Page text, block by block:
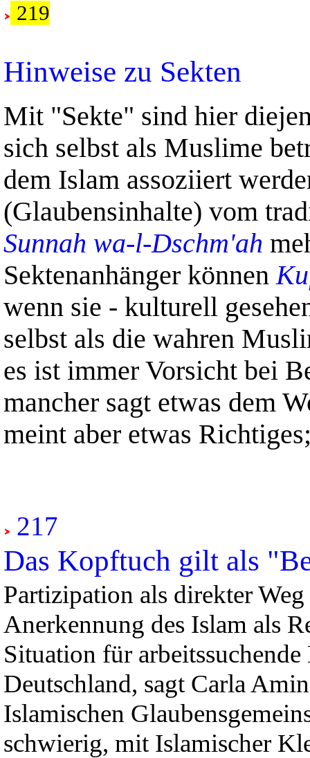
219
Hinweise zu Sekten
Mit "Sekte" sind hier
sich selbst als Muslime
dem Islam assoziiert
(Glaubensinhalte) vom
Sunnah wa-l-Dschm'ah
Sektenanhänger können
wenn sie - kulturell
selbst als die wahren
es ist immer Vorsicht bei
mancher sagt etwas dem
meint aber etwas
217
Das Kopftuch gilt als
Partizipation als direkter
Anerkennung des Islam als
Situation für
Deutschland, sagt Carla
Islamischen
schwierig, mit Islamischer